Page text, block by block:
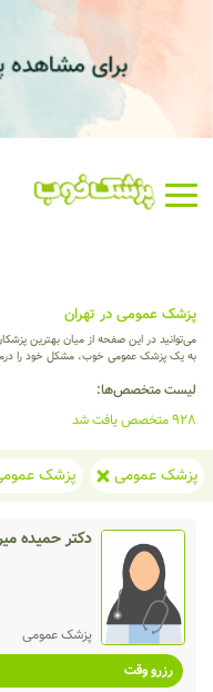
پزشک عمومی در تهران
می‌توانید در این صفحه از میان بهترین
به یک پزشک عمومی خوب، مشکل خود را
لیست متخصص‌ها:
928 متخصص یافت شد
پزشک عمومی پزشک
دکتر حمیده
پزشک عمومی
رزرو وقت